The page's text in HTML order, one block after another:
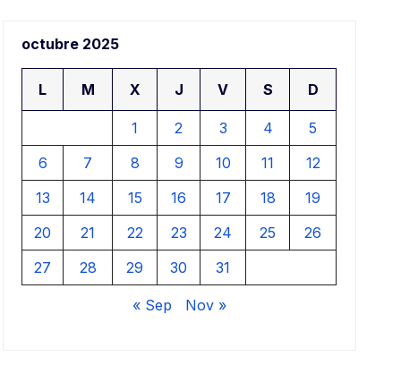
octubre 2025
L M X J V S D
1 2 3 4
5
6
7 8 9 10 11
12
13
14 15 16 17 18
19
20
21 22 23 24 25
26
27
28 29 30 31
« Sep Nov »